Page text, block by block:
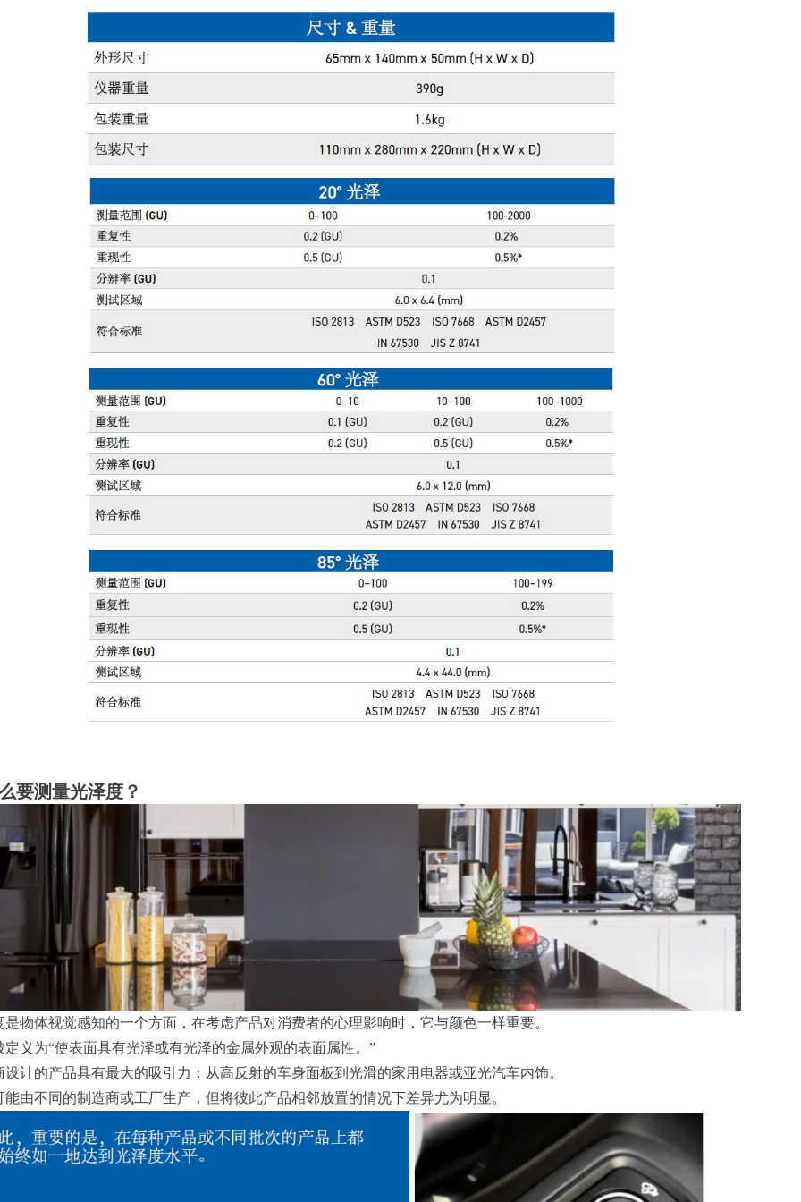
要测量光泽度？
是物体视觉感知的一个方面，在考虑产品对消费者的心理影响时，它与颜色一样重要。
定义为“使表面具有光泽或有光泽的金属外观的表面属性。”
设计的产品具有最大的吸引力：从高反射的车身面板到光滑的家用电器或亚光汽车内饰。
能由不同的制造商或工厂生产，但将彼此产品相邻放置的情况下差异尤为明显。